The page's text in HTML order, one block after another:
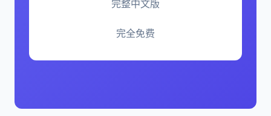
完整中文版
完全免费